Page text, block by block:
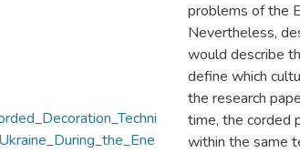
problems of the
Nevertheless,
would describe
define which
the research
time, the corded
within the same